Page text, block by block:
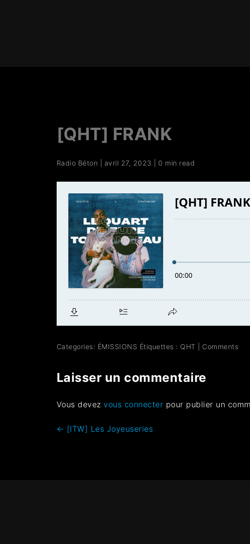
[QHT] FRANK
Radio Béton avril 27, 2023 0 min read
Categories: ÉMISSIONS Étiquettes : QHT Comments
Laisser un commentaire
Vous devezvous connecter pour publier un
← [ITW] Les Joyeuseries